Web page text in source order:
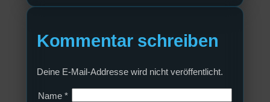
Kommentar schreiben
Deine E-Mail-Addresse wird nicht veröffentlicht.
Name *